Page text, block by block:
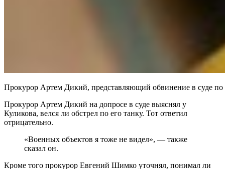
Прокурор Артем Дикий, представляющий обвинение в суде
Прокурор Артем Дикий на допросе в суде выяснял у
Куликова, велся ли обстрел по его танку. Тот ответил
отрицательно.
«Военных объектов я тоже не видел», — также
сказал он.
Кроме того прокурор Евгений Шимко уточнял, понимал ли